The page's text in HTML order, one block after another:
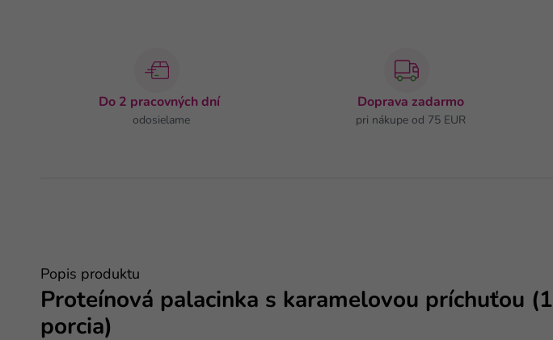
Do 2 pracovných dní
odosielame
Doprava zadarmo
pri nákupe od 75 EUR
Popis produktu
Proteínová palacinka s karamelovou príchuťou (1
porcia)